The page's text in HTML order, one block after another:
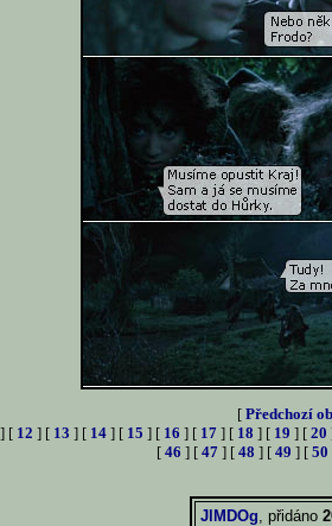
[ Předchozí
] [ 12 ] [ 13 ] [ 14 ] [ 15 ] [ 16 ] [ 17 ] [ 18 ] [ 19 ] [ 20
[ 46 ] [ 47 ] [ 48 ] [ 49 ] [ 50
JlMDOg, přidáno